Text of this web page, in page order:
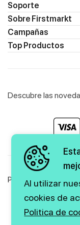
Soporte
Sobre Firstmarkt
Campañas
Top Productos
Descubre las
Política de Privacidad
Al utilizar
cookies de
Politica de